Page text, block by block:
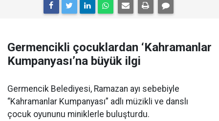
Germencikli çocuklardan ‘Kahramanlar
Kumpanyası’na büyük ilgi
Germencik Belediyesi, Ramazan ayı sebebiyle
“Kahramanlar Kumpanyası” adlı müzikli ve danslı
çocuk oyununu miniklerle buluşturdu.